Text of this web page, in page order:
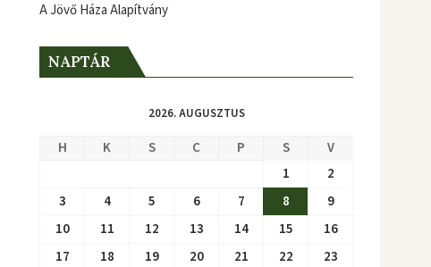
A Jövő Háza Alapítvány
NAPTÁR
2026. AUGUSZTUS
H K S C P S
V
1
2
3
4 5 6 7 8
9
10
11 12 13 14 15
16
17
18 19 20 21 22
23